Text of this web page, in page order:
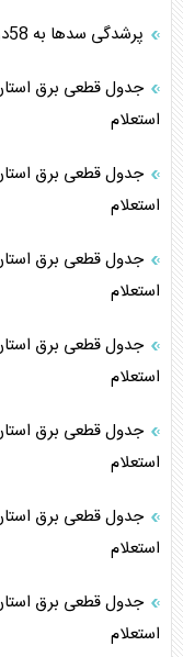
پرشدگی سدها به 58درصد رسید
استعلام
استعلام
استعلام
استعلام
استعلام
استعلام
استعلام